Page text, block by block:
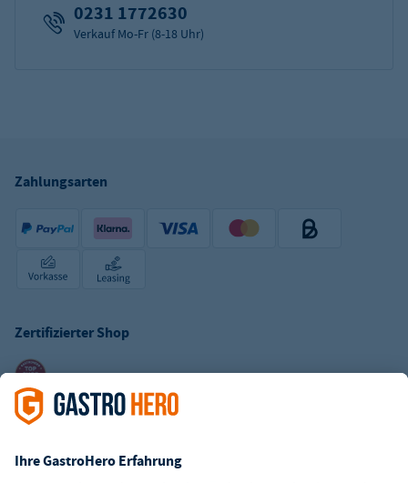
0231 1772630
Verkauf Mo-Fr (8-18 Uhr)
Zahlungsarten
Zertifizierter Shop